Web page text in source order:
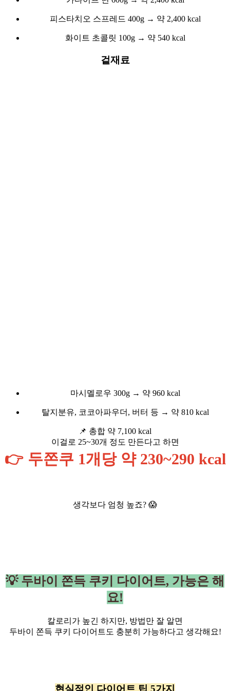
피스타치오 스프레드 400g → 약 2,400 kcal
화이트 초콜릿 100g → 약 540 kcal
겉재료
마시멜로우 300g → 약 960 kcal
탈지분유, 코코아파우더, 버터 등 → 약 810 kcal
📌 총합 약 7,100 kcal
이걸로 25~30개 정도 만든다고 하면
👉 두쫀쿠 1개당 약 230~290 kcal
생각보다 엄청 높죠? 😱
💡 두바이 쫀득 쿠키 다이어트, 가능은 해
요!
칼로리가 높긴 하지만, 방법만 잘 알면
두바이 쫀득 쿠키 다이어트도 충분히 가능하다고 생각해요!
현실적인 다이어트 팁 5가지